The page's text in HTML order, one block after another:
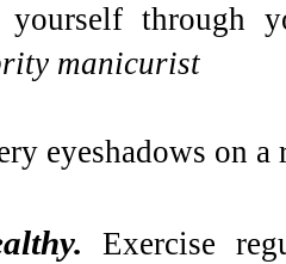
yourself through
manicurist
eyeshadows on a
Exercise